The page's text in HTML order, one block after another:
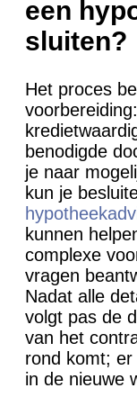
een
sluiten?
Het proces
benodigde
je naar
kun je
kunnen
complexe
vragen
Nadat alle
volgt pas de
van het
rond komt;
in de nieuwe